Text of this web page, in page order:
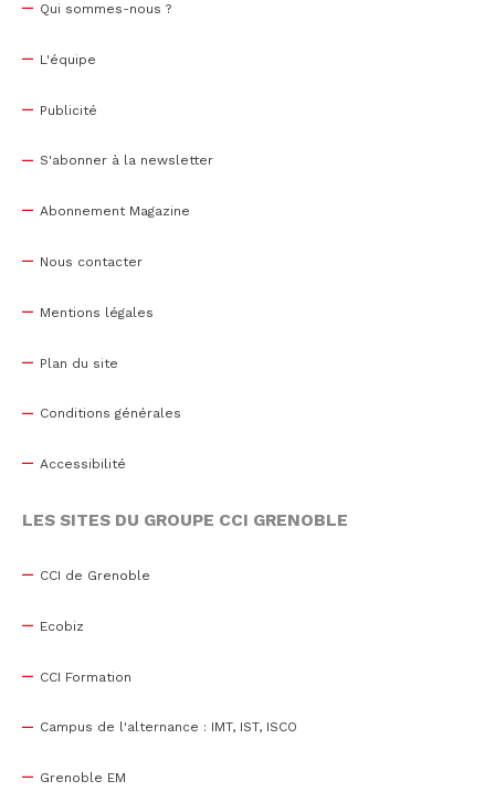
Qui sommes-nous ?
L'équipe
Publicité
S'abonner à la newsletter
Abonnement Magazine
Nous contacter
Mentions légales
Plan du site
Conditions générales
Accessibilité
LES SITES DU GROUPE CCI GRENOBLE
CCI de Grenoble
Ecobiz
CCI Formation
Campus de l'alternance : IMT, IST, ISCO
Grenoble EM